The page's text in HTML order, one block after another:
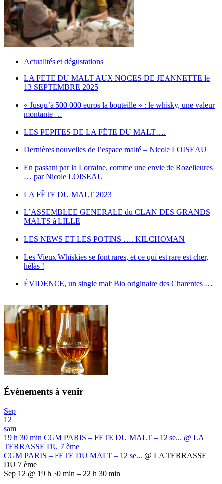
Actualités et dégustations
LA FETE DU MALT AUX NOCES DE JEANNETTE le
13 SEPTEMBRE 2025
« Jusqu’à 500 000 euros la bouteille » : le whisky, une valeur
montante …
LES PEPITES DE LA FËTE DU MALT….
Dernières nouvelles de l’espace malté – Nicole LOISEAU
En passant par la Lorraine, comme une envie de Rozelieures
… par Nicole LOISEAU
LA FÊTE DU MALT 2023
L’ASSEMBLEE GENERALE du CLAN DES GRANDS
MALTS à LILLE
LES NEWS ET LES POTINS …. KILCHOMAN
Les Vieux Whiskies se font rares, et ce qui est rare est cher,
hélàs !
ÉVIDENCE, un single malt Bio originaire des Charentes …
Évènements à venir
Sep
12
sam
19 h 30 min CGM PARIS – FETE DU MALT – 12 se... @ LA
TERRASSE DU 7 ème
CGM PARIS – FETE DU MALT – 12 se... @ LA TERRASSE
DU 7 ème
Sep 12 @ 19 h 30 min – 22 h 30 min